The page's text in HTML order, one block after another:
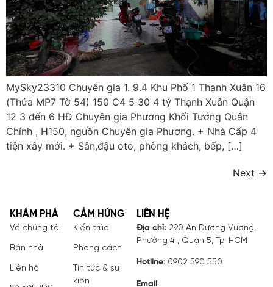
MySky23310 Chuyên gia 1. 9.4 Khu Phố 1 Thạnh Xuân 16
(Thửa MP7 Tờ 54) 150 C4 5 30 4 tỷ Thạnh Xuân Quận
12 3 đến 6 HĐ Chuyên gia Phương Khối Tướng Quân
Chính , H150, nguồn Chuyên gia Phương. + Nhà Cấp 4
tiện xây mới. + Sân,đậu oto, phòng khách, bếp, […]
Next →
KHÁM PHÁ
Về chúng tôi
Bán nhà
Liên hệ
CẢM HỨNG
Kiến trúc
Phong cách
Tin tức & sự
kiện
LIÊN HỆ
Địa chỉ: 290 An Dương Vương,
Phường 4 , Quận 5, Tp. HCM
Hotline: 0902 590 550
Email :